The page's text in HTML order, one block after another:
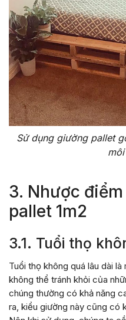
Sử dụng giường pallet
3. Nhược
pallet 1m2
3.1. Tuổi thọ
Tuổi thọ không quá lâu dài
không thể tránh khỏi của
chúng thường có khả năng
ra, kiểu giường này cũng có